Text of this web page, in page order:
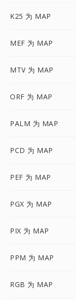
K25 为 MAP
MEF 为 MAP
MTV 为 MAP
ORF 为 MAP
PALM 为 MAP
PCD 为 MAP
PEF 为 MAP
PGX 为 MAP
PIX 为 MAP
PPM 为 MAP
RGB 为 MAP